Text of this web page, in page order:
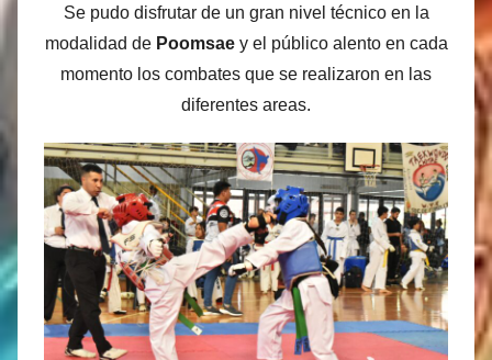
Se pudo disfrutar de un gran nivel técnico en la
modalidad de Poomsaey el público alento en cada
momento los combates que se realizaron en las
diferentes areas.